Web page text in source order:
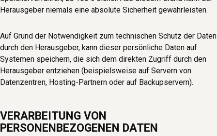
Herausgeber niemals eine absolute Sicherheit gewährleisten.
Auf Grund der Notwendigkeit zum technischen Schutz der Daten
durch den Herausgeber, kann dieser persönliche Daten auf
Systemen speichern, die sich dem direkten Zugriff durch den
Herausgeber entziehen (beispielsweise auf Servern von
Datenzentren, Hosting-Partnern oder auf Backupservern).
VERARBEITUNG VON
PERSONENBEZOGENEN DATEN